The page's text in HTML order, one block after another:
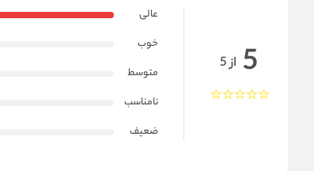
5 از 5
عالی
خوب
متوسط
نامناسب
ضعیف